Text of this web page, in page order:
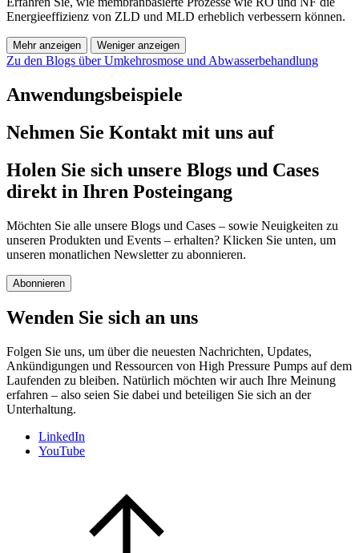
Energieeffizienz von ZLD und MLD erheblich verbessern können.
Mehr anzeigen Weniger anzeigen
Zu den Blogs über Umkehrosmose und Abwasserbehandlung
Anwendungsbeispiele
Nehmen Sie Kontakt mit uns auf
Holen Sie sich unsere Blogs und Cases
direkt in Ihren Posteingang
Möchten Sie alle unsere Blogs und Cases – sowie Neuigkeiten zu
unseren Produkten und Events – erhalten? Klicken Sie unten, um
unseren monatlichen Newsletter zu abonnieren.
Abonnieren
Wenden Sie sich an uns
Folgen Sie uns, um über die neuesten Nachrichten, Updates,
Ankündigungen und Ressourcen von High Pressure Pumps auf dem
Laufenden zu bleiben. Natürlich möchten wir auch Ihre Meinung
erfahren – also seien Sie dabei und beteiligen Sie sich an der
Unterhaltung.
LinkedIn
YouTube